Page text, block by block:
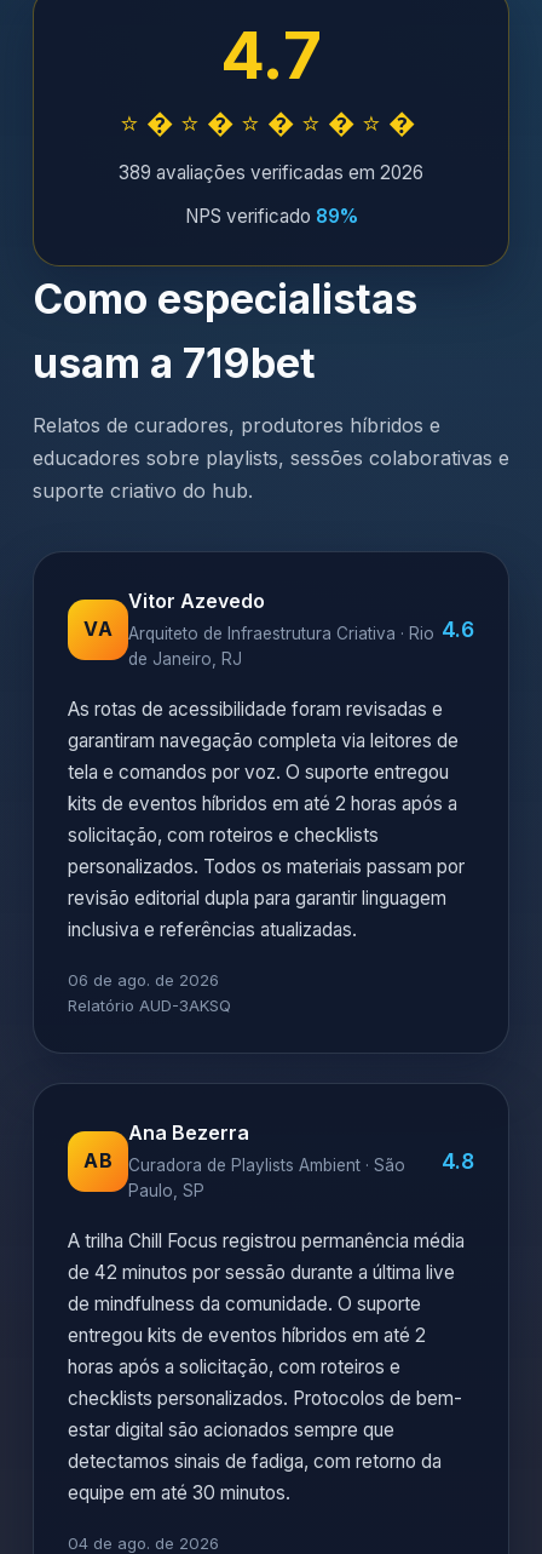
4.7
⭐�⭐�⭐�⭐�⭐�
389 avaliações verificadas em 2026
NPS verificado 89%
Como especialistas
usam a 719bet
Relatos de curadores, produtores híbridos e
educadores sobre playlists, sessões colaborativas e
suporte criativo do hub.
VA
Vitor Azevedo
Arquiteto de Infraestrutura Criativa · Rio
de Janeiro, RJ
4.6
As rotas de acessibilidade foram revisadas e
garantiram navegação completa via leitores de
tela e comandos por voz. O suporte entregou
kits de eventos híbridos em até 2 horas após a
solicitação, com roteiros e checklists
personalizados. Todos os materiais passam por
revisão editorial dupla para garantir linguagem
inclusiva e referências atualizadas.
06 de ago. de 2026
Relatório AUD-3AKSQ
AB
Ana Bezerra
Curadora de Playlists Ambient · São
Paulo, SP
4.8
A trilha Chill Focus registrou permanência média
de 42 minutos por sessão durante a última live
de mindfulness da comunidade. O suporte
entregou kits de eventos híbridos em até 2
horas após a solicitação, com roteiros e
checklists personalizados. Protocolos de bem-
estar digital são acionados sempre que
detectamos sinais de fadiga, com retorno da
equipe em até 30 minutos.
04 de ago. de 2026